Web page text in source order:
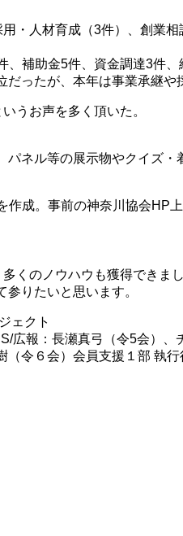
・人材育成（3件）、創業
補助金5件、資金調達3件、
ったが、本年は事業承継
うお声を多く頂いた。
ネル等の展示物やクイズ
成。事前の神奈川協会HP
くのノウハウも獲得できま
りたいと思います。
ェクト
広報：長瀬真弓（令5会）
令６会）会員支援１部 執